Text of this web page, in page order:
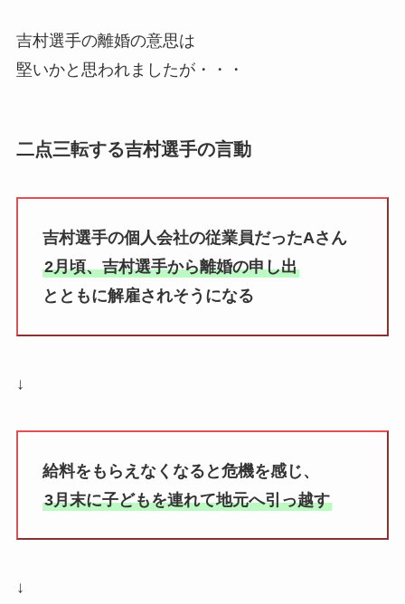
吉村選手の離婚の意思は
堅いかと思われましたが・・・
二点三転する吉村選手の言動
吉村選手の個人会社の従業員だったAさん
2月頃、吉村選手から離婚の申し出
とともに解雇されそうになる
↓
給料をもらえなくなると危機を感じ、
3月末に子どもを連れて地元へ引っ越す
↓